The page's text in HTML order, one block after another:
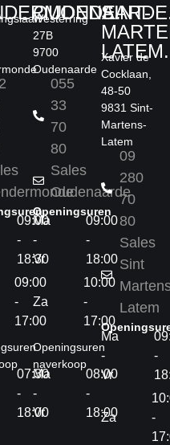
09:00
-
18:30
09:00
-
17:00
07:30
-
18:00
Westerring
27B
9700
Oudenaarde
055
33
70
80
Sales
Oudenaarde
Openingsuren
Ma
-
Vr
09:00
-
18:00
Za
10:00
-
17:00
Openingsuren
naverkoop
Ma
-
Vr
08:00
-
18:00
SINT-
LATEM.
Xavier de
Cocklaan,
48-50
9831 Sint-
Martens-
Latem
09
280
70
80
Sales
Sint
Latem
Ma
-
Vr
-
Za
-